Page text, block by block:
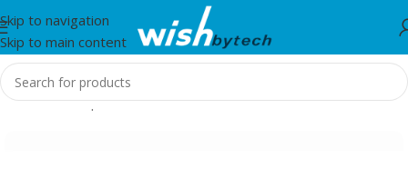
Skip to navigation
Skip to main content
Home/Smartphones